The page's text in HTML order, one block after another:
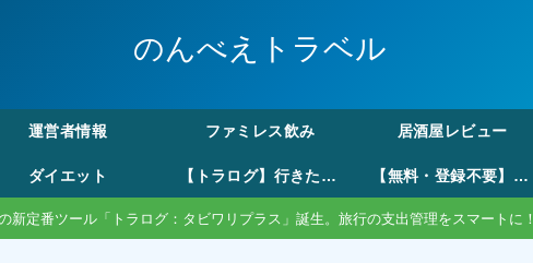
のんべえトラベル
運営者情報 ファミレス飲み 居酒屋レビュー
ダイエット 【トラログ】行きたい所リストから旅費の割り勘まで。モード切替で自由な旅のしおり作成 【無料・登録不要】旅行の割り勘アプリおすすめ比較｜ポイント管理・複数日対応まで徹底解説
新定番ツール「トラログ：タビワリプラス」誕生。旅行の支出管理をスマートに！